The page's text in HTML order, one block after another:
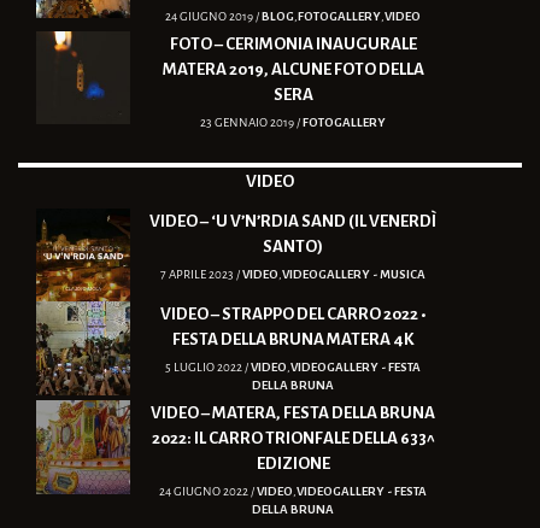
24 GIUGNO 2019 /BLOG ,FOTOGALLERY ,VIDEO
FOTO – CERIMONIA INAUGURALE
MATERA 2019, ALCUNE FOTO DELLA
SERA
23 GENNAIO 2019 /FOTOGALLERY
VIDEO
VIDEO – ‘U V’N’RDIA SAND (IL VENERDÌ
SANTO)
7 APRILE 2023 /VIDEO ,VIDEOGALLERY - MUSICA
VIDEO – STRAPPO DEL CARRO 2022 •
FESTA DELLA BRUNA MATERA 4K
5 LUGLIO 2022 /VIDEO ,VIDEOGALLERY - FESTA
DELLA BRUNA
VIDEO – MATERA, FESTA DELLA BRUNA
2022: IL CARRO TRIONFALE DELLA 633^
EDIZIONE
24 GIUGNO 2022 /VIDEO ,VIDEOGALLERY - FESTA
DELLA BRUNA